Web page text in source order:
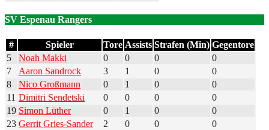
SV Espenau Rangers
# Spieler Tore Assists Strafen (Min) Gegentore
5
Noah Makki 0 0 0
0
7
Aaron Sandrock 3 1 0
0
8
Nico Großmann 0 1 0
0
11 Dimitri Sendetski 0 0 0
0
19 Simon Lüther 0 1 0
0
23 Gerrit Gries-Sander 2 0 0
0